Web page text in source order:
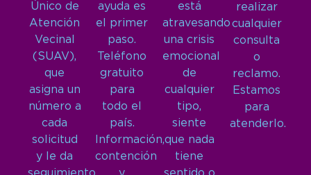
Único de
Atención
Vecinal
(SUAV),
que
asigna un
número a
cada
solicitud
y le da
ayuda es
el primer
paso.
Teléfono
gratuito
para
todo el
país.
Información,
contención
está
atravesando
una crisis
emocional
de
cualquier
tipo,
siente
que nada
tiene
realizar
cualquier
consulta
o
reclamo.
Estamos
para
atenderlo.